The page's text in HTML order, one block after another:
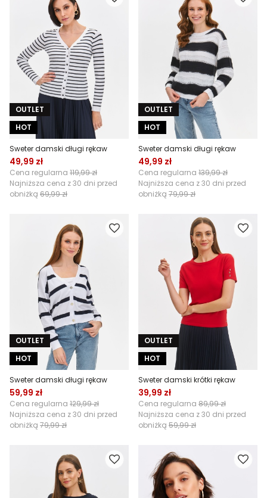
OUTLET
HOT
Sweter damski długi rękaw
49,99 zł
Cena regularna 119,99 zł
Najniższa cena z 30 dni przed
obniżką 69,99 zł
OUTLET
HOT
Sweter damski długi rękaw
49,99 zł
Cena regularna 139,99 zł
Najniższa cena z 30 dni przed
obniżką 79,99 zł
OUTLET
HOT
Sweter damski długi rękaw
59,99 zł
Cena regularna 129,99 zł
Najniższa cena z 30 dni przed
obniżką 79,99 zł
OUTLET
HOT
Sweter damski krótki rękaw
39,99 zł
Cena regularna 89,99 zł
Najniższa cena z 30 dni przed
obniżką 59,99 zł